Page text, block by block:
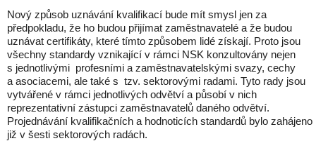
Nový způsob uznávání kvalifikací bude mít smysl jen za
předpokladu, že ho budou přijímat zaměstnavatelé a že budou
uznávat certifikáty, které tímto způsobem lidé získají. Proto jsou
všechny standardy vznikající v rámci NSK konzultovány nejen
s jednotlivými profesními a zaměstnavatelskými svazy, cechy
a asociacemi, ale také s tzv. sektorovými radami. Tyto rady jsou
vytvářené v rámci jednotlivých odvětví a působí v nich
reprezentativní zástupci zaměstnavatelů daného odvětví.
Projednávání kvalifikačních a hodnoticích standardů bylo zahájeno
již v šesti sektorových radách.